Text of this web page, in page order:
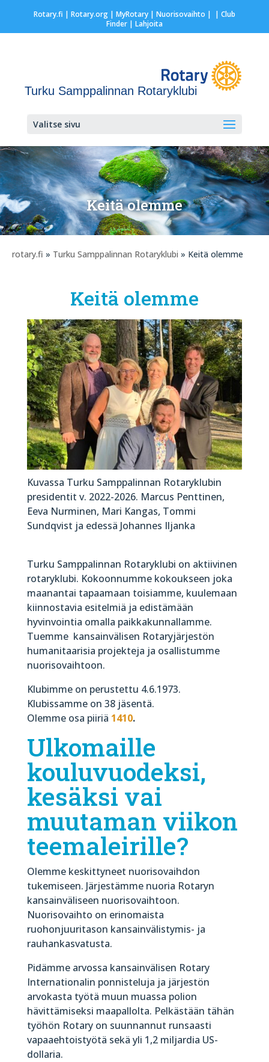
Rotary.fi | Rotary.org| MyRotary | Nuorisovaihto | | Club
Finder| Lahjoita
Turku Samppalinnan Rotaryklubi
Valitse sivu
Keitä olemme
rotary.fi » Turku Samppalinnan Rotaryklubi » Keitä olemme
Keitä olemme
Kuvassa Turku Samppalinnan Rotaryklubin
presidentit v. 2022-2026. Marcus Penttinen,
Eeva Nurminen, Mari Kangas, Tommi
Sundqvist ja edessä Johannes Iljanka
Turku Samppalinnan Rotaryklubi on aktiivinen
rotaryklubi. Kokoonnumme kokoukseen joka
maanantai tapaamaan toisiamme, kuulemaan
kiinnostavia esitelmiä ja edistämään
hyvinvointia omalla paikkakunnallamme.
Tuemme kansainvälisen Rotaryjärjestön
humanitaarisia projekteja ja osallistumme
nuorisovaihtoon.
Klubimme on perustettu 4.6.1973.
Klubissamme on 38 jäsentä.
Olemme osa piiriä 1410.
Ulkomaille
kouluvuodeksi,
kesäksi vai
muutaman viikon
teemaleirille?
Olemme keskittyneet nuorisovaihdon
tukemiseen. Järjestämme nuoria Rotaryn
kansainväliseen nuorisovaihtoon.
Nuorisovaihto on erinomaista
ruohonjuuritason kansainvälistymis- ja
rauhankasvatusta.
Pidämme arvossa kansainvälisen Rotary
Internationalin ponnisteluja ja järjestön
arvokasta työtä muun muassa polion
hävittämiseksi maapallolta. Pelkästään tähän
työhön Rotary on suunnannut runsaasti
vapaaehtoistyötä sekä yli 1,2 miljardia US-
dollaria.